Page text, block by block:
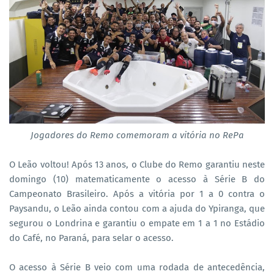
Jogadores do Remo comemoram a vitória no RePa
O Leão voltou! Após 13 anos, o Clube do Remo garantiu neste
domingo (10) matematicamente o acesso à Série B do
Campeonato Brasileiro. Após a vitória por 1 a 0 contra o
Paysandu, o Leão ainda contou com a ajuda do Ypiranga, que
segurou o Londrina e garantiu o empate em 1 a 1 no Estádio
do Café, no Paraná, para selar o acesso.
O acesso à Série B veio com uma rodada de antecedência,